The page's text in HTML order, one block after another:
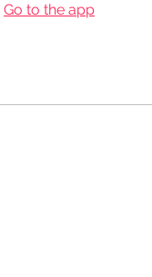
Go to the app